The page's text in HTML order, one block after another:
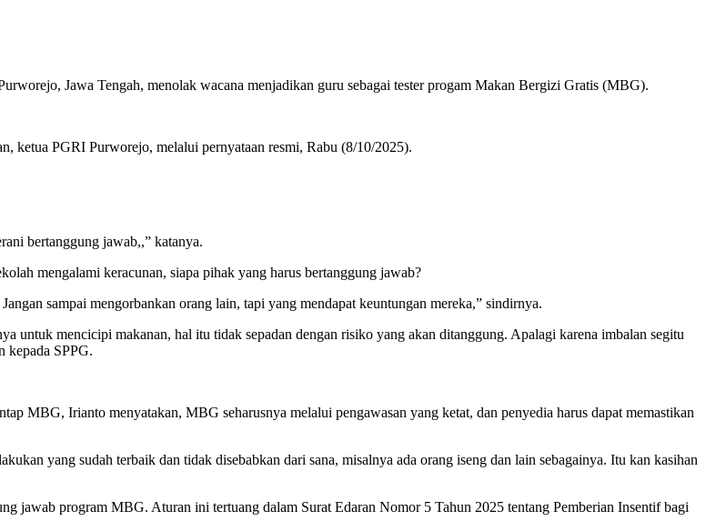
Jawa Tengah, menolak wacana menjadikan guru sebagai tester progam Makan Bergizi Gratis (MBG).
ketua PGRI Purworejo, melalui pernyataan resmi, Rabu (8/10/2025).
bertanggung jawab,,” katanya.
mengalami keracunan, siapa pihak yang harus bertanggung jawab?
sampai mengorbankan orang lain, tapi yang mendapat keuntungan mereka,” sindirnya.
untuk mencicipi makanan, hal itu tidak sepadan dengan risiko yang akan ditanggung. Apalagi karena imbalan segitu
kepada SPPG.
MBG, Irianto menyatakan, MBG seharusnya melalui pengawasan yang ketat, dan penyedia harus dapat memastikan
yang sudah terbaik dan tidak disebabkan dari sana, misalnya ada orang iseng dan lain sebagainya. Itu kan kasihan
jawab program MBG. Aturan ini tertuang dalam Surat Edaran Nomor 5 Tahun 2025 tentang Pemberian Insentif bagi